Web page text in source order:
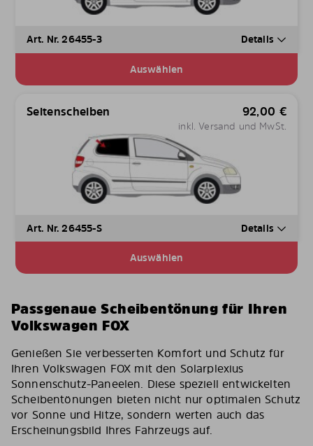
Art. Nr. 26455-3 Details
Auswählen
Seitenscheiben 92,00 €
inkl. Versand und MwSt.
Art. Nr. 26455-S Details
Auswählen
Passgenaue Scheibentönung für Ihren
Volkswagen FOX
Genießen Sie verbesserten Komfort und Schutz für
Ihren Volkswagen FOX mit den Solarplexius
Sonnenschutz-Paneelen. Diese speziell entwickelten
Scheibentönungen bieten nicht nur optimalen Schutz
vor Sonne und Hitze, sondern werten auch das
Erscheinungsbild Ihres Fahrzeugs auf.